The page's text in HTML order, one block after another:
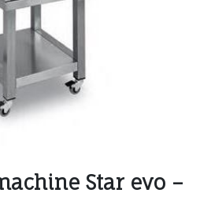
Star evo –